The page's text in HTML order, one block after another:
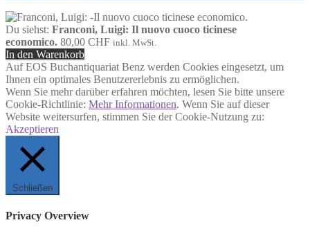
Du siehst: Franconi, Luigi: Il nuovo cuoco ticinese
economico. 80,00 CHF inkl. MwSt.
In den Warenkorb
Auf EOS Buchantiquariat Benz werden Cookies eingesetzt, um
Ihnen ein optimales Benutzererlebnis zu ermöglichen.
Wenn Sie mehr darüber erfahren möchten, lesen Sie bitte unsere
Cookie-Richtlinie: Mehr Informationen. Wenn Sie auf dieser
Website weitersurfen, stimmen Sie der Cookie-Nutzung zu:
Akzeptieren
Schließen
Privacy Overview